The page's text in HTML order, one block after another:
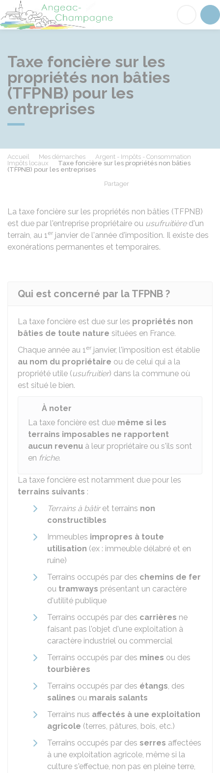
Angeac-Champagne
Taxe foncière sur les
propriétés non bâties
(TFPNB) pour les
entreprises
Accueil Mes démarches
Argent - Impôts - Consommation
Impôts locaux
Taxe foncière sur les propriétés non bâties
(TFPNB) pour les entreprises
Partager
La taxe foncière sur les propriétés non bâties (TFPNB)
est due par l'entreprise propriétaire ou usufruitièred'un
terrain, au 1er janvier de l'année d'imposition. Il existe des
exonérations permanentes et temporaires.
Qui est concerné par la TFPNB ?
La taxe foncière est due sur les propriétés non
bâties de toute nature situées en France.
Chaque année au 1er janvier, l'imposition est établie
au nom du propriétaire ou de celui qui a la
propriété utile (usufruitier) dans la commune où
est situé le bien.
À noter
La taxe foncière est due même si les
terrains imposables ne rapportent
aucun revenu à leur propriétaire ou s'ils sont
en friche.
La taxe foncière est notamment due pour les
terrains suivants :
Terrains à bâtiret terrains non
constructibles
Immeubles impropres à toute
utilisation (ex : immeuble délabré et en
ruine)
Terrains occupés par des chemins de fer
ou tramways présentant un caractère
d'utilité publique
Terrains occupés par des carrières ne
faisant pas l'objet d'une exploitation à
caractère industriel ou commercial
Terrains occupés par des mines ou des
tourbières
Terrains occupés par des étangs, des
salines ou marais salants
Terrains nus affectés à une exploitation
agricole (terres, pâtures, bois, etc.)
Terrains occupés par des serres affectées
à une exploitation agricole, même si la
culture s'effectue, non pas en pleine terre,